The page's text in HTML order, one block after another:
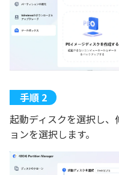
起動ディスクを選択し
ョンを選択します。